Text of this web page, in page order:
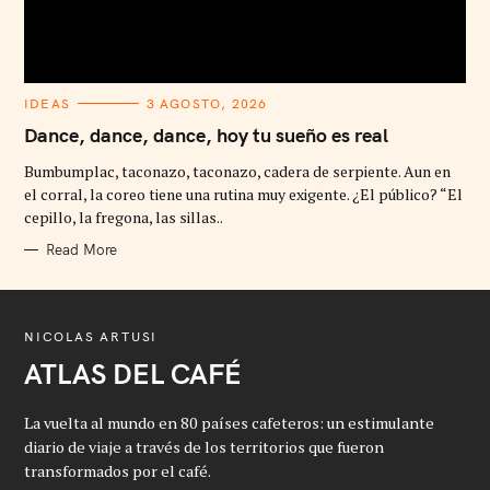
C
T
E
O
R
I
E
IDEAS 3 AGOSTO, 2026
Dance, dance, dance, hoy tu sueño es real
Bumbumplac, taconazo, taconazo, cadera de serpiente. Aun en
el corral, la coreo tiene una rutina muy exigente. ¿El público? “El
cepillo, la fregona, las sillas..
Read More
NICOLAS ARTUSI
ATLAS DEL CAFÉ
La vuelta al mundo en 80 países cafeteros: un estimulante
diario de viaje a través de los territorios que fueron
transformados por el café.